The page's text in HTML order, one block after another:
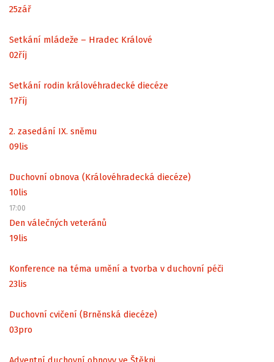
25zář
Setkání mládeže – Hradec Králové
02říj
Setkání rodin královéhradecké diecéze
17říj
2. zasedání IX. sněmu
09lis
Duchovní obnova (Královéhradecká diecéze)
10lis
17:00
Den válečných veteránů
19lis
Konference na téma umění a tvorba v duchovní péči
23lis
Duchovní cvičení (Brněnská diecéze)
03pro